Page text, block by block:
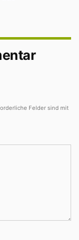
Felder sind mit